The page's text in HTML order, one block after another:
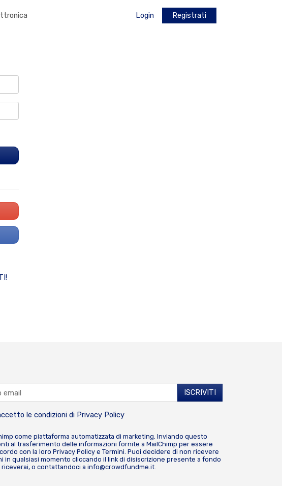
Login Registrati
le condizioni di Privacy Policy
come piattaforma automatizzata di marketing. Inviando questo
al trasferimento delle informazioni fornite a MailChimp per essere
con la loro Privacy Policy e Termini. Puoi decidere di non ricevere
in qualsiasi momento cliccando il link di disiscrizione presente a fondo
o contattandoci a info@crowdfundme.it.